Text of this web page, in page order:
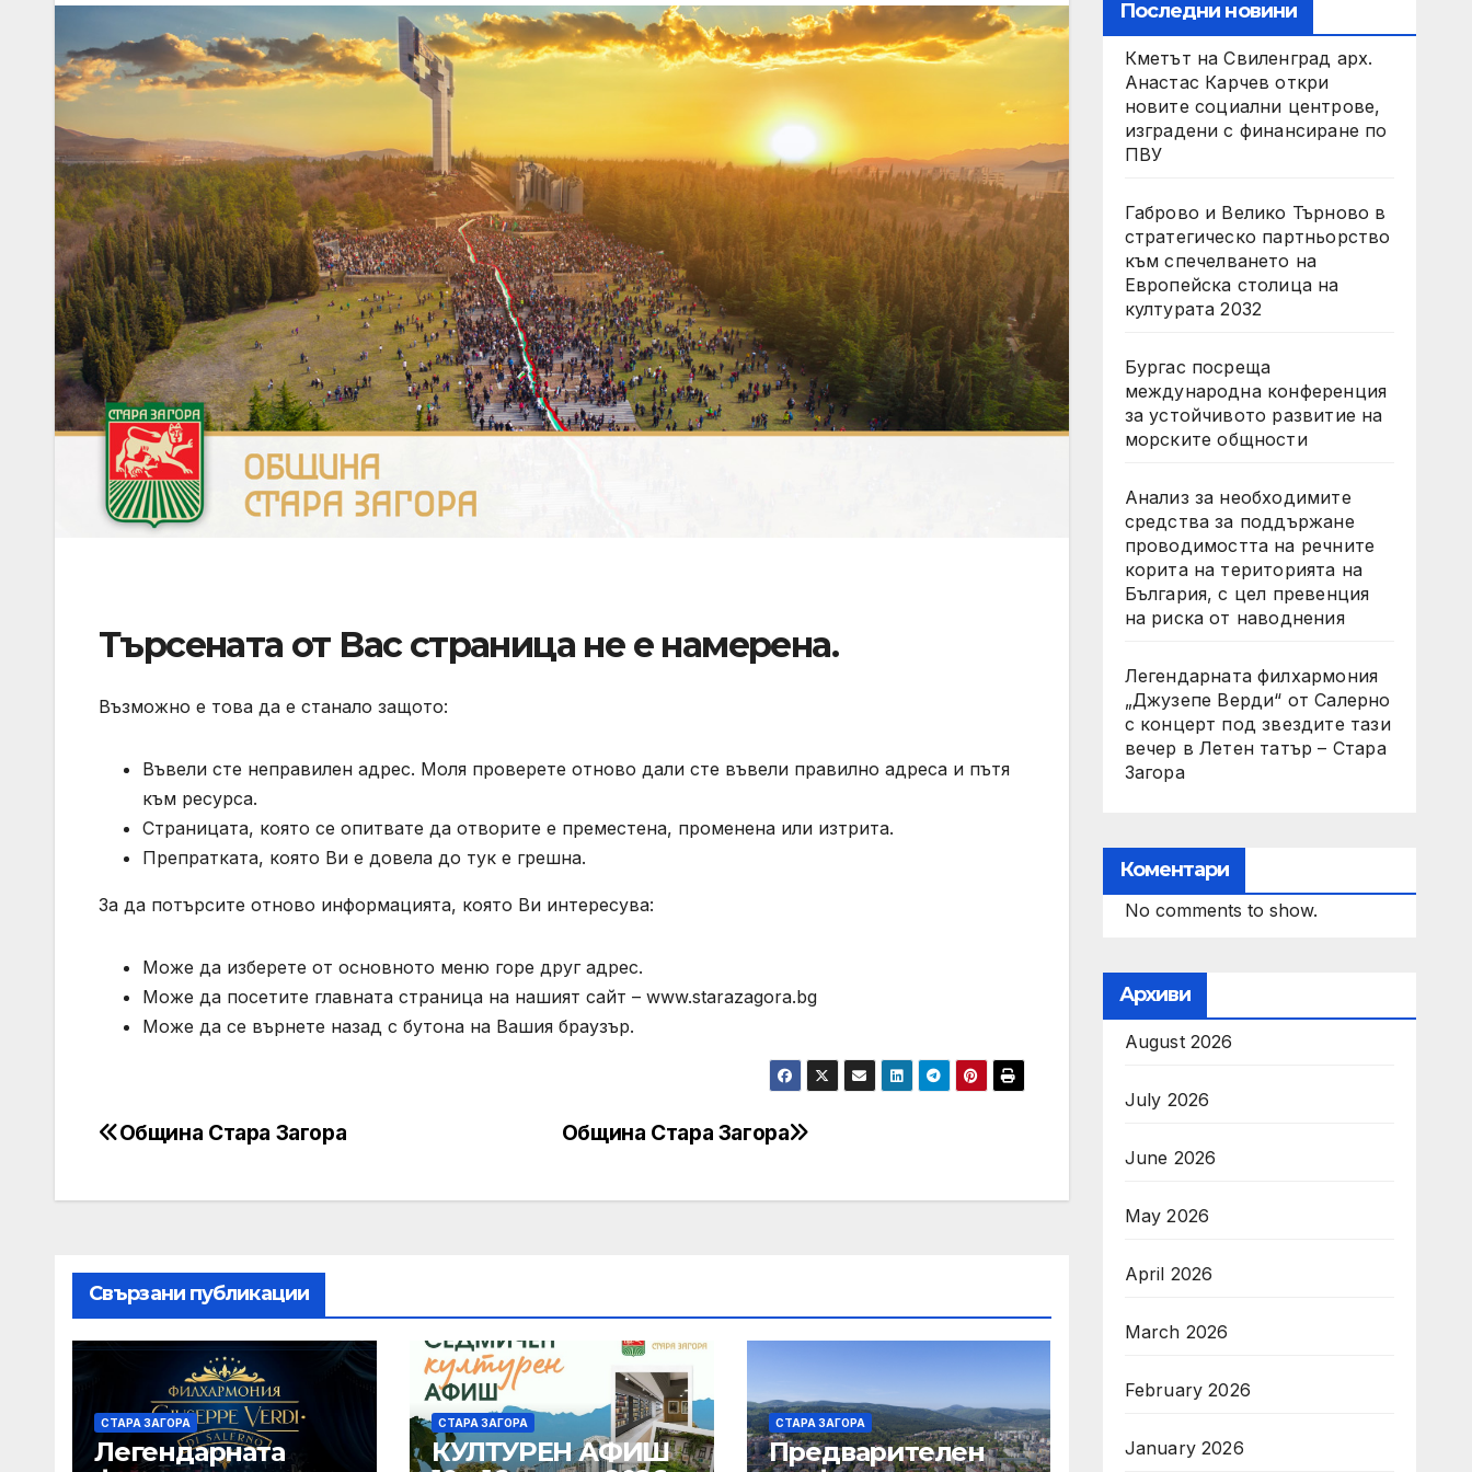
Търсената от Вас страница не е намерена.
Възможно е това да е станало защото:
Въвели сте неправилен адрес. Моля проверете отново дали сте въвели правилно адреса и пътя
към ресурса.
Страницата, която се опитвате да отворите е преместена, променена или изтрита.
Препратката, която Ви е довела до тук е грешна.
За да потърсите отново информацията, която Ви интересува:
Може да изберете от основното меню горе друг адрес.
Може да посетите главната страница на нашият сайт – www.starazagora.bg
Може да се върнете назад с бутона на Вашия браузър.
Post
Община Стара Загора
Община Стара Загора
Свързани публикации
СТАРА ЗАГОРА
Легендарната
СТАРА ЗАГОРА
КУЛТУРЕН АФИШ
СТАРА ЗАГОРА
Предварителен
Последни новини
Кметът на Свиленград арх.
Анастас Карчев откри
новите социални центрове,
изградени с финансиране по
ПВУ
Габрово и Велико Търново в
стратегическо партньорство
към спечелването на
Европейска столица на
културата 2032
Бургас посреща
международна конференция
за устойчивото развитие на
морските общности
Анализ за необходимите
средства за поддържане
проводимостта на речните
корита на територията на
България, с цел превенция
на риска от наводнения
Легендарната филхармония
„Джузепе Верди“ от Салерно
с концерт под звездите тази
вечер в Летен татър – Стара
Загора
Коментари
No comments to show.
Архиви
August 2026
July 2026
June 2026
May 2026
April 2026
March 2026
February 2026
January 2026